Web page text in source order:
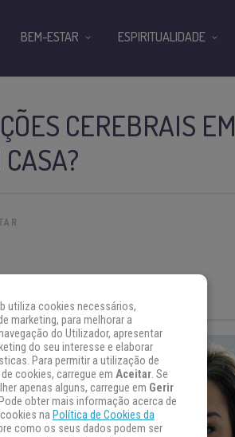
CEREBRAIS
BEM-ESTAR ESPIRITUALIDADE
utiliza cookies necessários,
marketing, para melhorar a
do Utilizador, apresentar
do seu interesse e elaborar
Para permitir a utilização de
cookies, carregue em Aceitar. Se
apenas alguns, carregue em Gerir
obter mais informação acerca de
na Política de Cookies da
como os seus dados podem ser